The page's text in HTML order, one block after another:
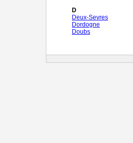
D
Deux-Sevres
Dordogne
Doubs